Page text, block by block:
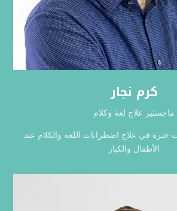
كرم نجار
ماجستير علاج لغة وكلام
في علاج اضطرابات اللغة والكلام عند
الأطفال والكبار